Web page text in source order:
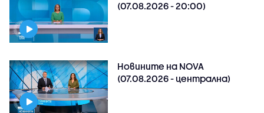
(07.08.2026 - 20:00)
Новините на NOVA
(07.08.2026 - централна)